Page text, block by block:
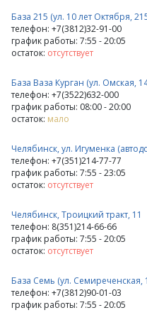
База 215 (ул. 10 лет Октября,
телефон: +7(3812)32-91-00
график работы: 7:55 - 20:05
остаток: отсутствует
База Ваза Курган (ул. Омская,
телефон: +7(3522)632-000
график работы: 08:00 - 20:00
остаток: мало
Челябинск, ул. Игуменка
телефон: +7(351)214-77-77
график работы: 7:55 - 23:05
остаток: отсутствует
Челябинск, Троицкий тракт, 11
телефон: 8(351)214-66-66
график работы: 7:55 - 20:05
остаток: отсутствует
База Семь (ул. Семиреченская,
телефон: +7(3812)90-01-03
график работы: 7:55 - 20:05